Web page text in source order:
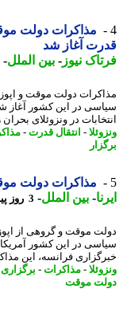
مذاکرات دولت موقت و
آغاز شد
نیوز-بین الملل-3 روز پیش - جمعه 16 مرداد 1405، 03:20
دولت موقت و
در این کشور آغاز شد.
در ونزوئلای بحران
-انتقال قدرت- مذاکرات-
مذاکرات دولت موقت و
-بین الملل-3 روز پیش - جمعه 16 مرداد 1405، 03:00
موقت و گروهی از
در این کشور آمریکای
فرانسه، این
-مذاکرات- برگزاری -
موقت